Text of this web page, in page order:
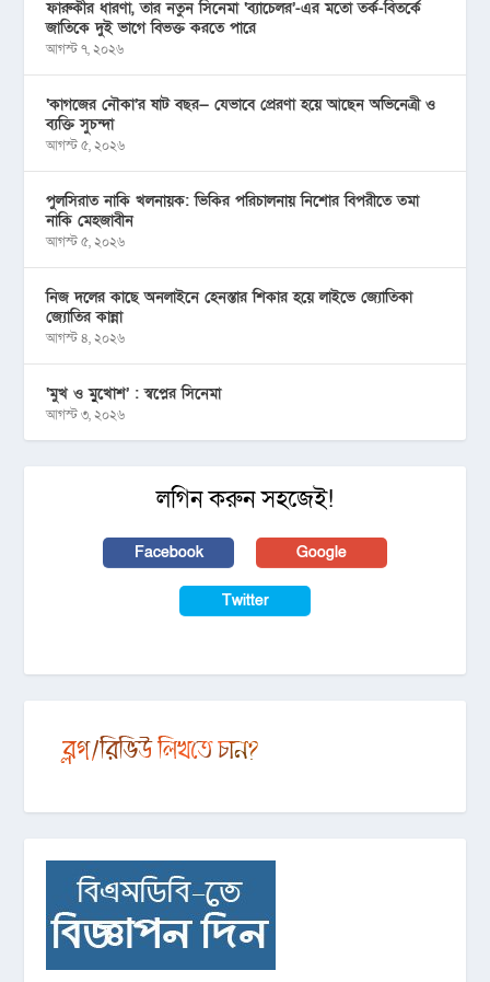
ফারুকীর ধারণা, তার নতুন সিনেমা ‘ব্যাচেলর’-এর মতো তর্ক-বিতর্কে
জাতিকে দুই ভাগে বিভক্ত করতে পারে
আগস্ট ৭, ২০২৬
‘কাগজের নৌকা’র ষাট বছর— যেভাবে প্রেরণা হয়ে আছেন অভিনেত্রী ও
ব্যক্তি সুচন্দা
আগস্ট ৫, ২০২৬
পুলসিরাত নাকি খলনায়ক: ভিকির পরিচালনায় নিশোর বিপরীতে তমা
নাকি মেহজাবীন
আগস্ট ৫, ২০২৬
নিজ দলের কাছে অনলাইনে হেনস্তার শিকার হয়ে লাইভে জ্যোতিকা
জ্যোতির কান্না
আগস্ট ৪, ২০২৬
‘মুখ ও মু্খোশ’ : স্বপ্নের সিনেমা
আগস্ট ৩, ২০২৬
লগিন করুন সহজেই!
Facebook Google
Twitter